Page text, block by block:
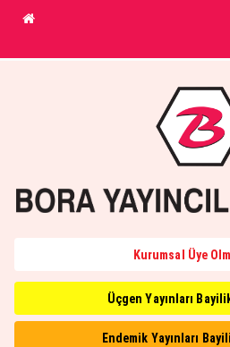
Kurumsal Üye
Üçgen Yayınları
Endemik Yayınları